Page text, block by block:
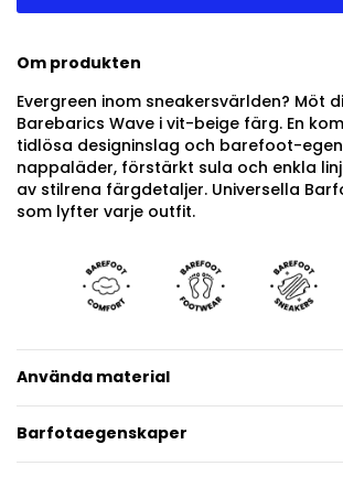
Om produkten
Evergreen inom sneakersvärlden? Möt
Barebarics Wave i vit-beige färg. En
tidlösa designinslag och barefoot-
nappaläder, förstärkt sula och enkla
av stilrena färgdetaljer. Universella
som lyfter varje outfit.
Använda material
Barfotaegenskaper